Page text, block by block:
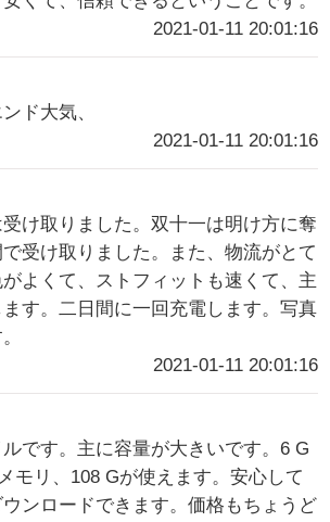
2021-01-11 20:01:16
ド大気、
2021-01-11 20:01:16
け取りました。双十一は明け方に奪
受け取りました。また、物流がとて
よくて、ストフィットも速くて、主
す。二日間に一回充電します。写真
2021-01-11 20:01:16
です。主に容量が大きいです。6 G
モリ、108 Gが使えます。安心して
ンロードできます。価格もちょうど